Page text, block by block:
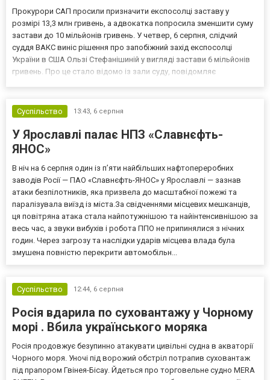
Прокурори САП просили призначити експосолці заставу у
розмірі 13,3 млн гривень, а адвокатка попросила зменшити суму
застави до 10 мільйонів гривень. У четвер, 6 серпня, слідчий
суддя ВАКС виніс рішення про запобіжний захід експосолці
України в США Ользі Стефанішиній у вигляді застави 6 мільйонів
гривень. Про це стало відомо із зали суду, повідомляє
Суспільство
13:43, 6 серпня
У Ярославлі палає НПЗ «Славнєфть-
ЯНОС»
В ніч на 6 серпня один із п’яти найбільших нафтопереробних
заводів Росії — ПАО «Славнєфть-ЯНОС» у Ярославлі — зазнав
атаки безпілотників, яка призвела до масштабної пожежі та
паралізувала виїзд із міста.За свідченнями місцевих мешканців,
ця повітряна атака стала найпотужнішою та найінтенсивнішою за
весь час, а звуки вибухів і робота ППО не припинялися з нічних
годин. Через загрозу та наслідки ударів місцева влада була
змушена повністю перекрити автомобільн...
Суспільство 12:44, 6 серпня
Росія вдарила по суховантажу у Чорному
морі . Вбила українського моряка
Росія продовжує безупинно атакувати цивільні судна в акваторії
Чорного моря. Уночі під ворожий обстріл потрапив суховантаж
під прапором Гвінея-Бісау. Йдеться про торговельне судно MERA